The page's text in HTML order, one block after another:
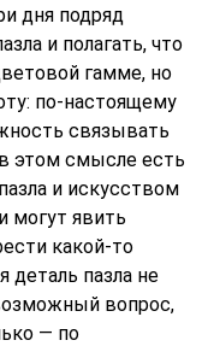
дня подряд
и полагать, что
гамме, но
по-настоящему
связывать
этом смысле есть
и искусством
могут явить
какой-то
деталь пазла не
вопрос,
— по